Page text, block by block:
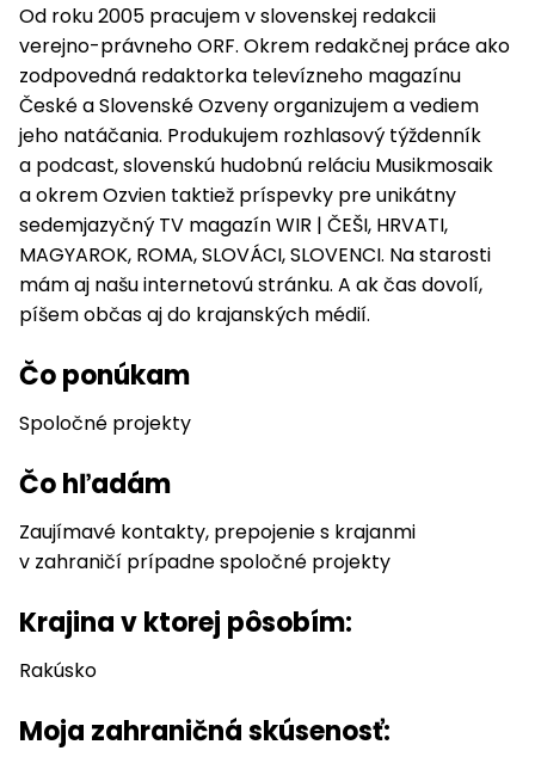
Od roku 2005 pracujem v slovenskej redakcii
verejno-právneho ORF. Okrem redakčnej práce ako
zodpovedná redaktorka televízneho magazínu
České a Slovenské Ozveny organizujem a vediem
jeho natáčania. Produkujem rozhlasový týždenník
a podcast, slovenskú hudobnú reláciu Musikmosaik
a okrem Ozvien taktiež príspevky pre unikátny
sedemjazyčný TV magazín WIR | ČEŠI, HRVATI,
MAGYAROK, ROMA, SLOVÁCI, SLOVENCI. Na starosti
mám aj našu internetovú stránku. A ak čas dovolí,
píšem občas aj do krajanských médií.
Čo ponúkam
Spoločné projekty
Čo hľadám
Zaujímavé kontakty, prepojenie s krajanmi
v zahraničí prípadne spoločné projekty
Krajina v ktorej pôsobím:
Rakúsko
Moja zahraničná skúsenosť: